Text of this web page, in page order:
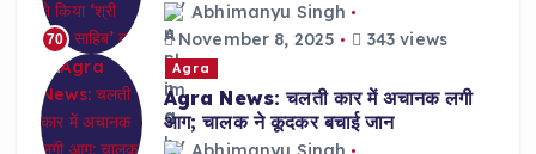
70
Abhimanyu Singh
November 8, 2025
343 views
Agra
Agra News: चलती कार में अचानक लगी
आग; चालक ने कूदकर बचाई जान